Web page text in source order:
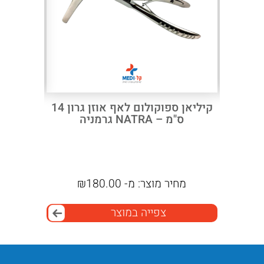
קיליאן ספוקולום לאף אוזן גרון 14
ס"מ – NATRA גרמניה
מחיר מוצר: מ- ₪180.00
צפייה במוצר